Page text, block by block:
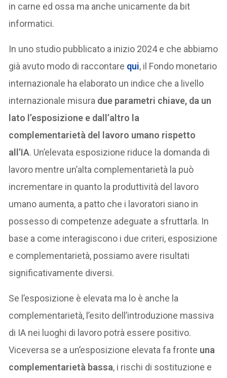
in carne ed ossa ma anche unicamente da bit
informatici.
In uno studio pubblicato a inizio 2024 e che abbiamo
già avuto modo di raccontare qui, il Fondo monetario
internazionale ha elaborato un indice che a livello
internazionale misura due parametri chiave, da un
lato l’esposizione e dall’altro la
complementarietà del lavoro umano rispetto
all’IA. Un’elevata esposizione riduce la domanda di
lavoro mentre un’alta complementarietà la può
incrementare in quanto la produttività del lavoro
umano aumenta, a patto che i lavoratori siano in
possesso di competenze adeguate a sfruttarla. In
base a come interagiscono i due criteri, esposizione
e complementarietà, possiamo avere risultati
significativamente diversi.
Se l’esposizione è elevata ma lo è anche la
complementarietà, l’esito dell’introduzione massiva
di IA nei luoghi di lavoro potrà essere positivo.
Viceversa se a un’esposizione elevata fa fronte una
complementarietà bassa, i rischi di sostituzione e